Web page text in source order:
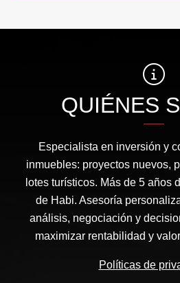
QUIÉNES
Especialista en inversión y
inmuebles: proyectos nuevos,
lotes turísticos. Más de 5 años
de Habi. Asesoría
análisis, negociación y
maximizar rentabilidad y
Políticas de